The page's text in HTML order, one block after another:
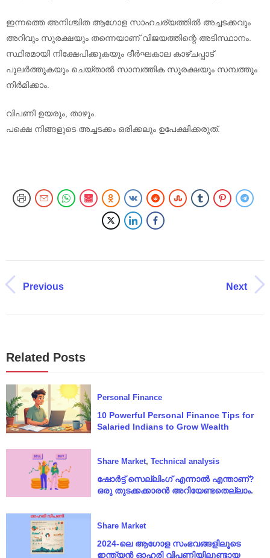
ഇന്നത്തെ അനിശ്ചിത ആഗോള സാഹചര്യത്തിൽ അച്ചടക്കവും
അറിവും സുരക്ഷയും തന്നെയാണ് വിജയത്തിന്റെ അടിസ്ഥാനം.
സ്ഥിരമായി നിക്ഷേപിക്കുകയും ദീർഘകാല കാഴ്ചപ്പാട്
പുലർത്തുകയും ചെയ്താൽ സാമ്പത്തിക സുരക്ഷയും സമ്പത്തും
നിർമിക്കാം.
വിപണി ഉയരും, താഴും.
പക്ഷെ നിങ്ങളുടെ അച്ചടക്കം ഒരിക്കലും ഉപേക്ഷിക്കരുത്.
Previous Next
Related Posts
Personal Finance
10 Powerful Personal Finance Tips for
Salaried Indians to Grow Wealth
Share Market, Technical analysis
ഷോർട്ട് സെല്ലിംഗ് എന്നാൽ എന്താണ്?
ഒരു തുടക്കക്കാരൻ അറിയേണ്ടതെല്ലാം.
Share Market
2024-ലെ ആഗോള സംഭവങ്ങളിലൂടെ
ഇന്ത്യൻ ഓഹരി വിപണിയിലുണ്ടായ